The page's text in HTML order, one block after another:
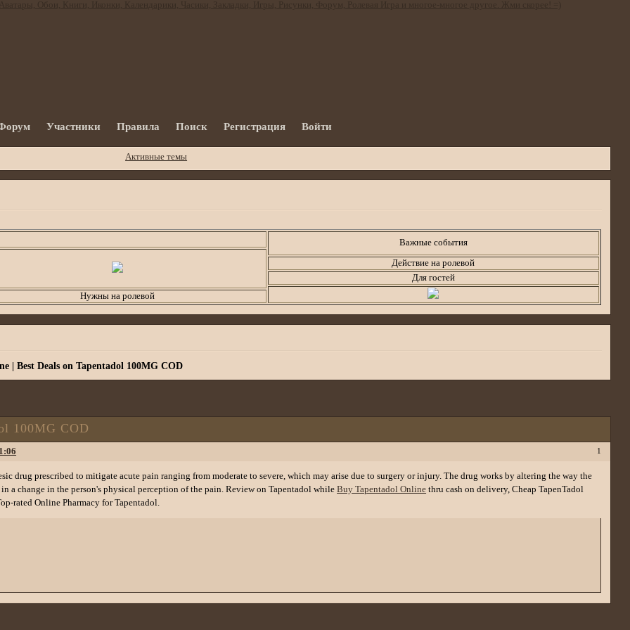
Участники Правила Поиск Регистрация Войти
Активные темы
Важные события
Действие на ролевой
Для гостей
Нужны на ролевой
| Best Deals on Tapentadol 100MG COD
100MG COD
1
drug prescribed to mitigate acute pain ranging from moderate to severe, which may arise due to surgery or injury. The drug works by altering the way the
a change in the person's physical perception of the pain. Review on Tapentadol whileBuy Tapentadol Online thru cash on delivery, Cheap TapenTadol
rated Online Pharmacy for Tapentadol.